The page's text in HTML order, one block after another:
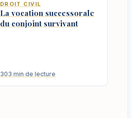
DROIT CIVIL
La vocation successorale
du conjoint survivant
303 min de lecture